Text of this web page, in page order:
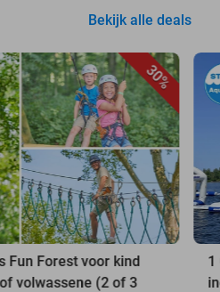
Bekijk alle deals
30%
Fun Forest voor kind
volwassene (2 of 3
1